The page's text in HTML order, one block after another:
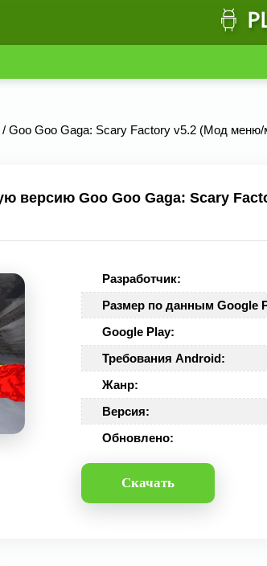
/ Goo Goo Gaga: Scary Factory v5.2 (Мод меню/
версию Goo Goo Gaga: Scary
Разработчик:
Размер по данным Google
Google Play:
Требования Android:
Жанр:
Версия:
Обновлено:
Скачать